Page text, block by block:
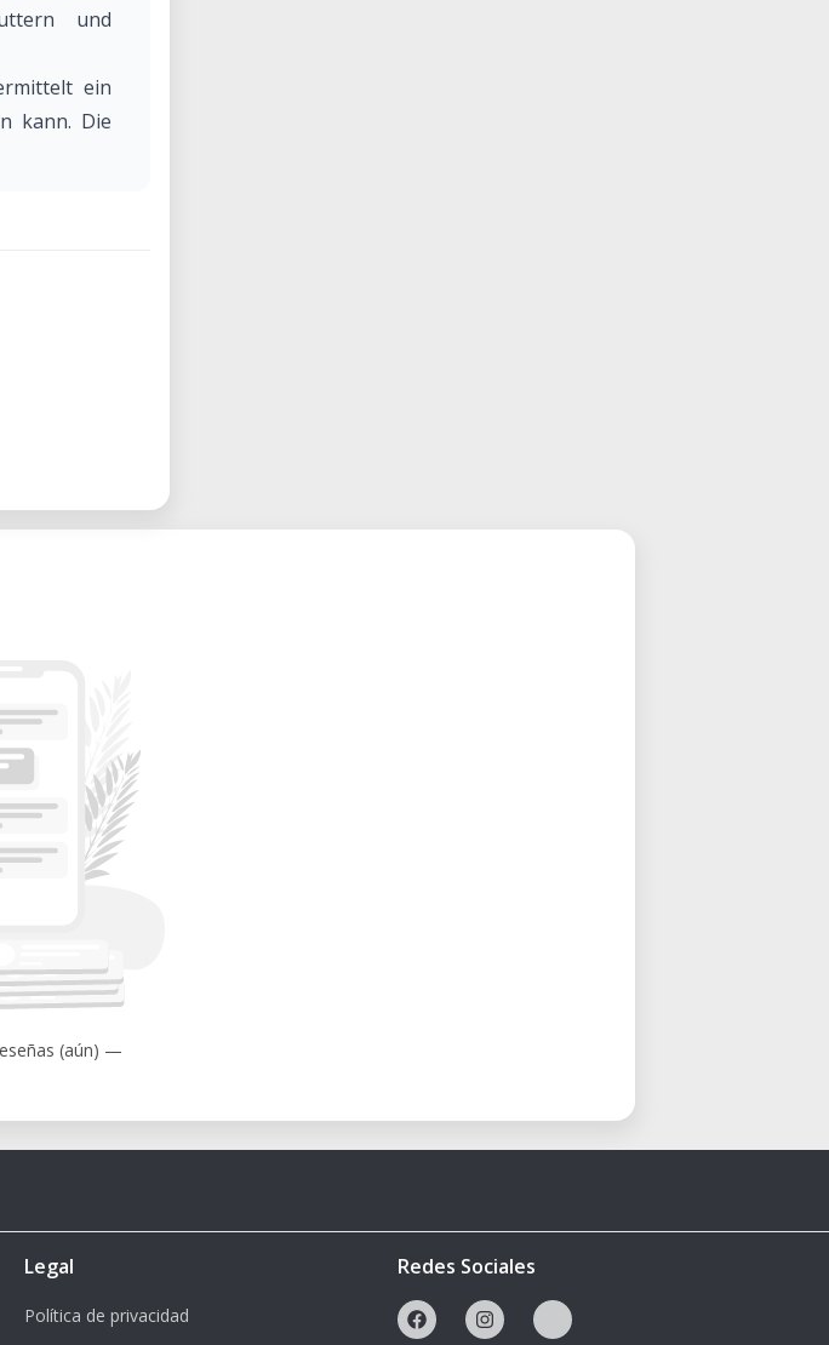
und
ein
kann. Die
(aún) —
Legal
Política de privacidad
Redes Sociales